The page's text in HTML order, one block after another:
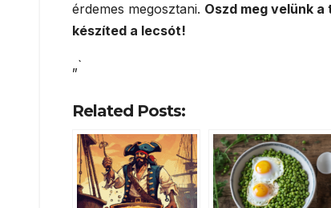
érdemes megosztani. Oszd meg velünk
készíted a lecsót!
„`
Related Posts: